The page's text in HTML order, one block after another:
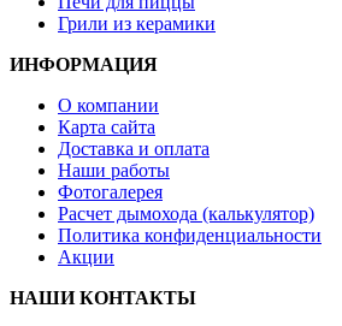
Грили из керамики
ИНФОРМАЦИЯ
О компании
Карта сайта
Доставка и оплата
Наши работы
Фотогалерея
Расчет дымохода (калькулятор)
Политика конфиденциальности
Акции
НАШИ КОНТАКТЫ